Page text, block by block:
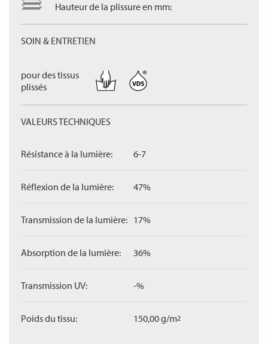
Hauteur de la plissure en mm:
SOIN & ENTRETIEN
pour des tissus
plissés
VALEURS TECHNIQUES
Résistance à la lumière: 6-7
Réflexion de la lumière: 47%
Transmission de la lumière: 17%
Absorption de la lumière: 36%
Transmission UV: -%
Poids du tissu: 150,00 g/m2